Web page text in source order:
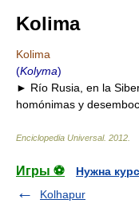
Kolima
Kolima
(Kolyma)
► Río Rusia, en la
homónimas y
Enciclopedia Universal. 2012
Игры ⚽
Нужна
Kolhapur